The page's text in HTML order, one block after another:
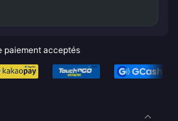
paiement acceptés